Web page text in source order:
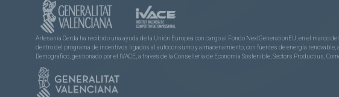
Artesanía Cerdá ha recibido una ayuda de la Unión Europea con cargo al Fondo NextGenerationEU, en el
dentro del programa de incentivos ligados al autoconsumo y almacenamiento, con fuentes de energía
Demográfico, gestionado por el IVACE, a través de la Consellería de Economía Sostenible, Sectors Productius,